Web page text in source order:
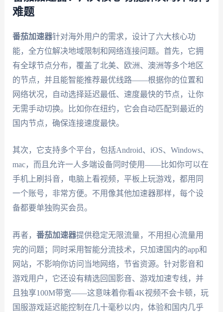
难题
番茄加速器针对海外用户的需求，设计了六大核心功
能，全方位解决地域限制和网络连接问题。首先，它拥
有全球节点分布，覆盖了北美、欧洲、澳洲等多个地区
的节点，并且能智能推荐最优线路——根据你的位置和
网络状况，自动选择延迟最低、速度最快的节点，让你
无需手动切换。比如你在纽约，它会自动匹配到最近的
国内节点，确保连接速度最快。
其次，它支持多个平台，包括Android、iOS、Windows、
mac，而且允许一人多端设备同时使用——比如你可以在
手机上刷抖音，电脑上看视频，平板上玩游戏，都用同
一个账号，非常方便。不用像其他加速器那样，每个设
备都要单独购买会员。
再者， 番茄加速器提供稳定无限流量，不用担心流量用
完的问题；同时采用智能分流技术，只加速国内的app和
网站，不影响你访问当地网络，节省资源。针对影音和
游戏用户，它还设有精选回国影音、游戏加速专线，并
且独享100M带宽——这意味着你看4K视频不会卡顿，玩
国服游戏延迟能控制在几十毫秒以内，体验和国内几乎